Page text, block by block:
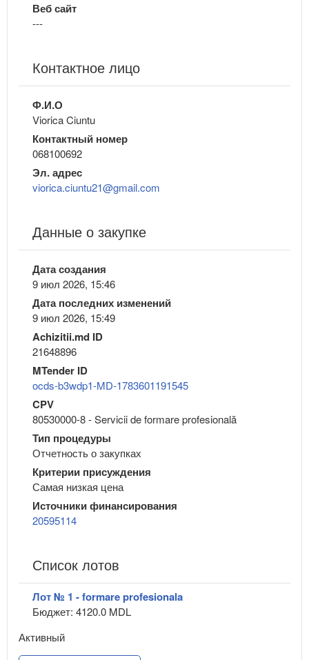
Веб сайт
---
Контактное лицо
Ф.И.О
Viorica Ciuntu
Контактный номер
068100692
Эл. адрес
viorica.ciuntu21@gmail.com
Данные о закупке
Дата создания
9 июл 2026, 15:46
Дата последних изменений
9 июл 2026, 15:49
Achizitii.md ID
21648896
MTender ID
ocds-b3wdp1-MD-1783601191545
CPV
80530000-8 - Servicii de formare profesională
Тип процедуры
Отчетность о закупках
Критерии присуждения
Самая низкая цена
Источники финансирования
20595114
Список лотов
Лот № 1 - formare profesionala
Бюджет: 4120.0 MDL
Активный